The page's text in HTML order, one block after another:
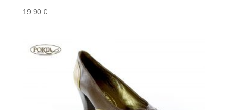
19.90 €